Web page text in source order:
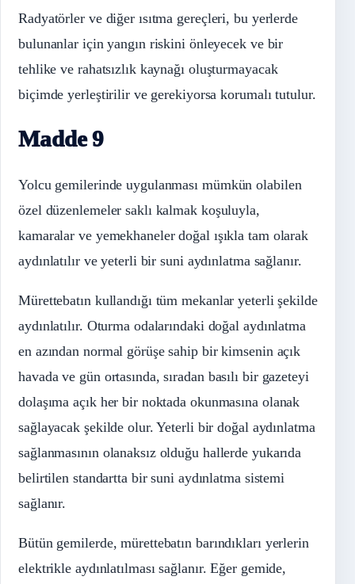
Radyatörler ve diğer ısıtma gereçleri, bu yerlerde
bulunanlar için yangın riskini önleyecek ve bir
tehlike ve rahatsızlık kaynağı oluşturmayacak
biçimde yerleştirilir ve gerekiyorsa korumalı tutulur.
Madde 9
Yolcu gemilerinde uygulanması mümkün olabilen
özel düzenlemeler saklı kalmak koşuluyla,
kamaralar ve yemekhaneler doğal ışıkla tam olarak
aydınlatılır ve yeterli bir suni aydınlatma sağlanır.
Mürettebatın kullandığı tüm mekanlar yeterli şekilde
aydınlatılır. Oturma odalarındaki doğal aydınlatma
en azından normal görüşe sahip bir kimsenin açık
havada ve gün ortasında, sıradan basılı bir gazeteyi
dolaşıma açık her bir noktada okunmasına olanak
sağlayacak şekilde olur. Yeterli bir doğal aydınlatma
sağlanmasının olanaksız olduğu hallerde yukarıda
belirtilen standartta bir suni aydınlatma sistemi
sağlanır.
Bütün gemilerde, mürettebatın barındıkları yerlerin
elektrikle aydınlatılması sağlanır. Eğer gemide,